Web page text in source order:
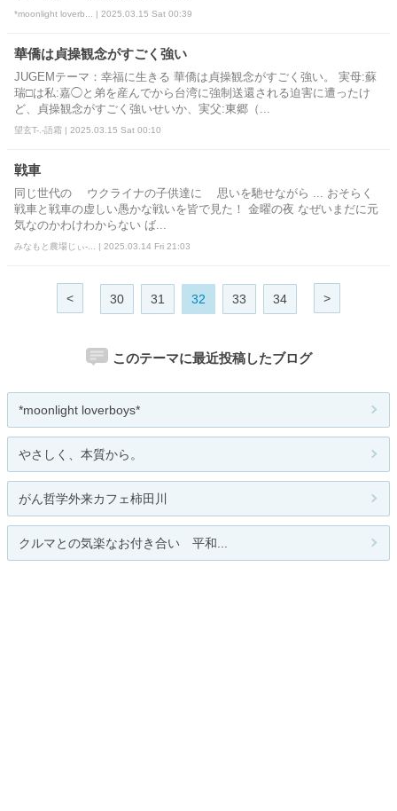
*moonlight loverb... | 2025.03.15 Sat 00:39
華僑は貞操観念がすごく強い
JUGEMテーマ：幸福に生きる 華僑は貞操観念がすごく強い。 実母:蘇
瑞□は私:嘉◯と弟を産んでから台湾に強制送還される迫害に遭ったけ
ど、貞操観念がすごく強いせいか、実父:東郷（...
望玄T-.-語霜 | 2025.03.15 Sat 00:10
戦車
同じ世代の ウクライナの子供達に 思いを馳せながら ... おそらく
戦車と戦車の虚しい愚かな戦いを皆で見た！ 金曜の夜 なぜいまだに元
気なのかわけわからない ば...
みなもと農場じぃ-... | 2025.03.14 Fri 21:03
< 30 31 32 33 34 >
このテーマに最近投稿したブログ
*moonlight loverboys*
やさしく、本質から。
がん哲学外来カフェ柿田川
クルマとの気楽なお付き合い 平和...